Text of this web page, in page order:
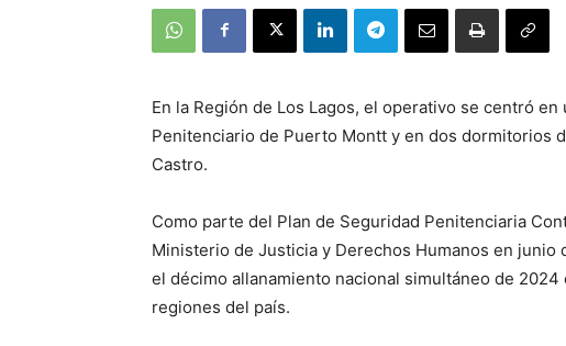
En la Región de Los Lagos, el operativo se centró
Penitenciario de Puerto Montt y en dos dormitorios
Castro.
Como parte del Plan de Seguridad Penitenciaria
Ministerio de Justicia y Derechos Humanos en junio
el décimo allanamiento nacional simultáneo de
regiones del país.